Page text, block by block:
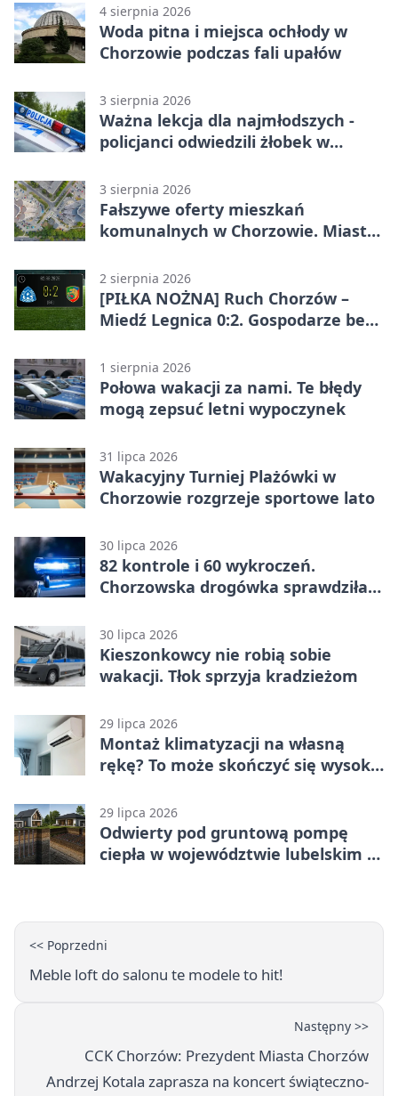
4 sierpnia 2026
Woda pitna i miejsca ochłody w
Chorzowie podczas fali upałów
3 sierpnia 2026
Ważna lekcja dla najmłodszych -
policjanci odwiedzili żłobek w
3 sierpnia 2026
Fałszywe oferty mieszkań
komunalnych w Chorzowie. Miasto
2 sierpnia 2026
[PIŁKA NOŻNA] Ruch Chorzów –
Miedź Legnica 0:2. Gospodarze bez
1 sierpnia 2026
Połowa wakacji za nami. Te błędy
mogą zepsuć letni wypoczynek
31 lipca 2026
Wakacyjny Turniej Plażówki w
Chorzowie rozgrzeje sportowe lato
30 lipca 2026
82 kontrole i 60 wykroczeń.
Chorzowska drogówka sprawdziła
30 lipca 2026
Kieszonkowcy nie robią sobie
wakacji. Tłok sprzyja kradzieżom
29 lipca 2026
Montaż klimatyzacji na własną
rękę? To może skończyć się wysoką
29 lipca 2026
Odwierty pod gruntową pompę
ciepła w województwie lubelskim -
<< Poprzedni
Meble loft do salonu te modele to hit!
Następny >>
CCK Chorzów: Prezydent Miasta Chorzów
Andrzej Kotala zaprasza na koncert świąteczno-